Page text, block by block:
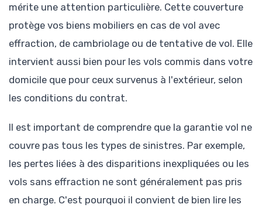
mérite une attention particulière. Cette couverture
protège vos biens mobiliers en cas de vol avec
effraction, de cambriolage ou de tentative de vol. Elle
intervient aussi bien pour les vols commis dans votre
domicile que pour ceux survenus à l'extérieur, selon
les conditions du contrat.
Il est important de comprendre que la garantie vol ne
couvre pas tous les types de sinistres. Par exemple,
les pertes liées à des disparitions inexpliquées ou les
vols sans effraction ne sont généralement pas pris
en charge. C'est pourquoi il convient de bien lire les